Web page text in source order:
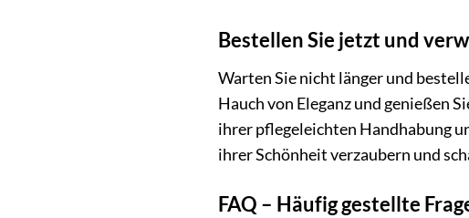
Bestellen Sie jetzt und
Warten Sie nicht länger und
Hauch von Eleganz und genießen
ihrer pflegeleichten Handhabung
ihrer Schönheit verzaubern und
FAQ – Häufig gestellte